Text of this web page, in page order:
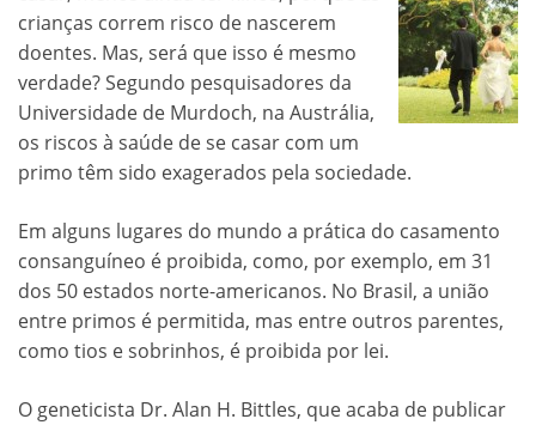
crianças correm risco de nascerem
doentes. Mas, será que isso é mesmo
verdade? Segundo pesquisadores da
Universidade de Murdoch, na Austrália,
os riscos à saúde de se casar com um
primo têm sido exagerados pela sociedade.
Em alguns lugares do mundo a prática do casamento
consanguíneo é proibida, como, por exemplo, em 31
dos 50 estados norte-americanos. No Brasil, a união
entre primos é permitida, mas entre outros parentes,
como tios e sobrinhos, é proibida por lei.
O geneticista Dr. Alan H. Bittles, que acaba de publicar